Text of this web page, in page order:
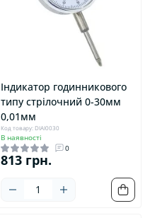
Індикатор годинникового
типу стрілочний 0-30мм
0,01мм
Код товару: DIAI0030
В наявності
0
813 грн.